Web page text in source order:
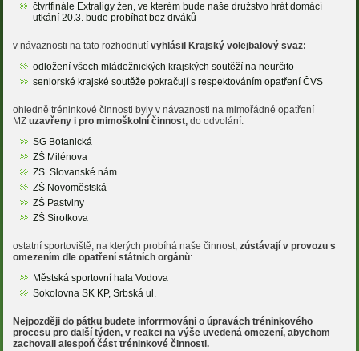
čtvrtfinále Extraligy žen, ve kterém bude naše družstvo hrát domácí
utkání 20.3. bude probíhat bez diváků
v návaznosti na tato rozhodnutívyhlásil Krajský volejbalový svaz:
odložení všech mládežnických krajských soutěží na neurčito
seniorské krajské soutěže pokračují s respektováním opatření ČVS
ohledně tréninkové činnosti byly v návaznosti na mimořádné opatření
MZuzavřeny i pro mimoškolní činnost, do odvolání:
SG Botanická
ZŠ Milénova
ZŠ Slovanské nám.
ZŠ Novoměstská
ZŠ Pastviny
ZŠ Sirotkova
ostatní sportoviště, na kterých probíhá naše činnost,zústávají v provozu s
omezením dle opatření státních orgánů:
Městská sportovní hala Vodova
Sokolovna SK KP, Srbská ul.
Nejpozději do pátku budete inforrmováni o úpravách tréninkového
procesu pro další týden, v reakci na výše uvedená omezení, abychom
zachovali alespoň část tréninkové činnosti.